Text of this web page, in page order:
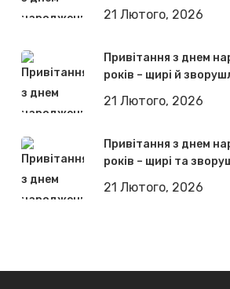
21 Лютого, 2026
Привітання з днем
років – щирі й
21 Лютого, 2026
Привітання з днем
років – щирі та
21 Лютого, 2026